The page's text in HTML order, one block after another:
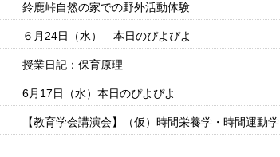
鈴鹿峠自然の家での野外活動体験
６月24日（水） 本日のぴよぴよ
授業日記：保育原理
6月17日（水）本日のぴよぴよ
【教育学会講演会】（仮）時間栄養学・時間運動学